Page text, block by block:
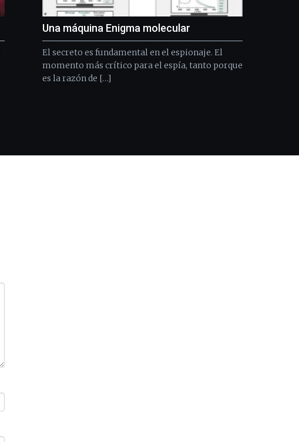
de
monólogos,
exposiciones,
conferencias,
docufórums
y
espectáculos
al
Una máquina Enigma molecular
El secreto es fundamental en el espionaje. El
momento más crítico para el espía, tanto porque
es la razón de […]